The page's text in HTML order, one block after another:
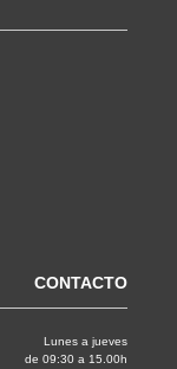
CONTACTO
Lunes a jueves
de 09:30 a 15.00h